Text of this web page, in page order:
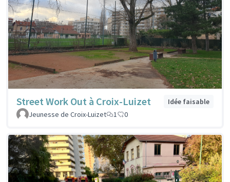
Street Work Out à Croix-Luizet
Idée faisable
Jeunesse de Croix-Luizet
1 0